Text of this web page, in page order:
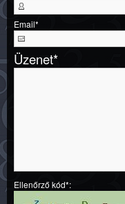
Email*
Üzenet*
Ellenőrző kód*: